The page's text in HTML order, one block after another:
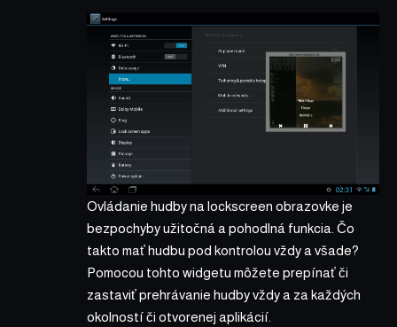
Ovládanie hudby na lockscreen obrazovke je
bezpochyby užitočná a pohodlná funkcia. Čo
takto mať hudbu pod kontrolou vždy a všade?
Pomocou tohto widgetu môžete prepínať či
zastaviť prehrávanie hudby vždy a za každých
okolností či otvorenej aplikácií.